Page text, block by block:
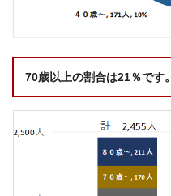
70歳以上の割合は21％です。